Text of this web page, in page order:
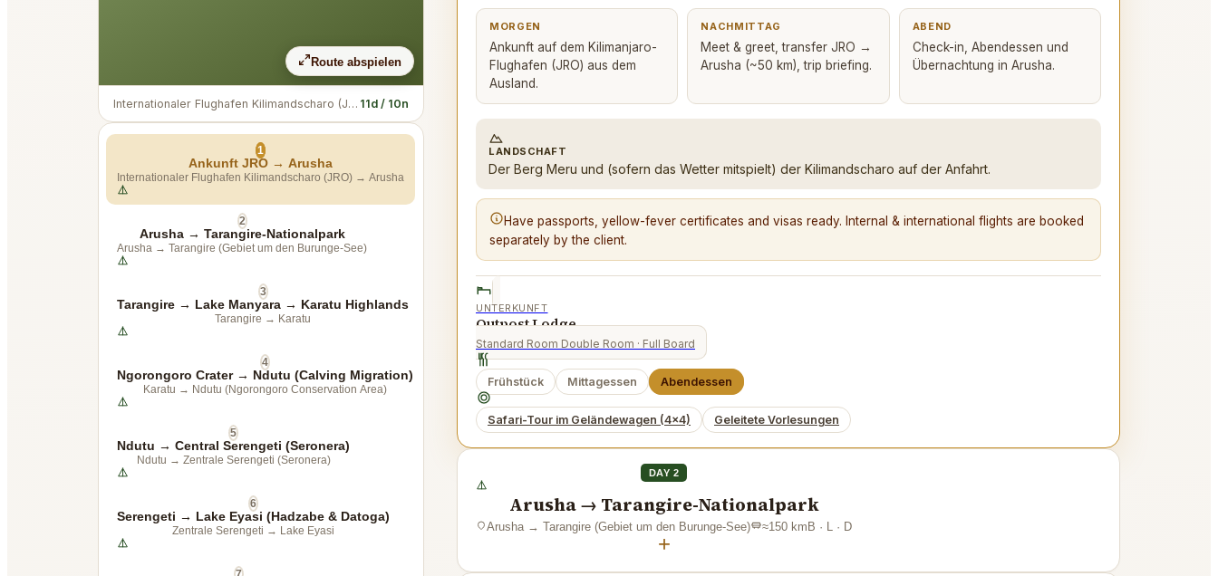
Route abspielen
Internationaler Flughafen Kilimandscharo (JRO) → Internationaler Flughafen Sansibar (ZNZ)
11d / 10n
1
Ankunft JRO → Arusha
Internationaler Flughafen Kilimandscharo (JRO) → Arusha
2
Arusha → Tarangire-Nationalpark
Arusha → Tarangire (Gebiet um den Burunge-See)
3
Tarangire → Lake Manyara → Karatu Highlands
Tarangire → Karatu
4
Ngorongoro Crater → Ndutu (Calving Migration)
Karatu → Ndutu (Ngorongoro Conservation Area)
5
Ndutu → Central Serengeti (Seronera)
Ndutu → Zentrale Serengeti (Seronera)
6
Serengeti → Lake Eyasi (Hadzabe & Datoga)
Zentrale Serengeti → Lake Eyasi
MORGEN
Ankunft auf dem Kilimanjaro-
Flughafen (JRO) aus dem
Ausland.
NACHMITTAG
Meet & greet, transfer JRO →
Arusha (~50 km), trip briefing.
ABEND
Check-in, Abendessen und
Übernachtung in Arusha.
LANDSCHAFT
Der Berg Meru und (sofern das Wetter mitspielt) der Kilimandscharo auf der Anfahrt.
Have passports, yellow-fever certificates and visas ready. Internal & international flights are booked
separately by the client.
UNTERKUNFT
Outpost Lodge
Standard Room Double Room · Full Board
Frühstück Mittagessen Abendessen
Safari-Tour im Geländewagen (4x4) Geleitete Vorlesungen
DAY 2
Arusha → Tarangire-Nationalpark
Arusha→ Tarangire (Gebiet um den Burunge-See) ≈150 km B · L · D
+